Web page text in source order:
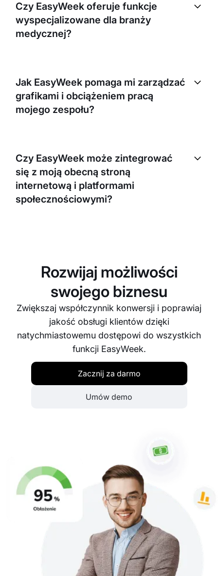
terminy, wskazać oferowane usługi, regulować
czas trwania wizyt oraz ustalać indywidualne
grafiki dla różnych członków zespołu.
Czy EasyWeek oferuje funkcje
wyspecjalizowane dla branży
medycznej?
karty pacjentów, historia leczenia oraz możliwość
dołączania plików do wizyt. Wszystkie dane są
bezpiecznie przechowywane i chronione.
Jak EasyWeek pomaga mi zarządzać
grafikami i obciążeniem pracą
mojego zespołu?
wizyty na każdy dzień dla każdego członka
zespołu. Możesz także ustawiać indywidualne
grafiki dla różnych osób, co pomaga zarządzać
obciążeniem i unikać przeciążenia.
Czy EasyWeek może zintegrować
się z moją obecną stroną
internetową i platformami
społecznościowymi?
Rozwijaj możliwości
swojego biznesu
Zwiększaj współczynnik konwersji i poprawiaj
jakość obsługi klientów dzięki
natychmiastowemu dostępowi do wszystkich
funkcji EasyWeek.
Zacznij za darmo
Umów demo